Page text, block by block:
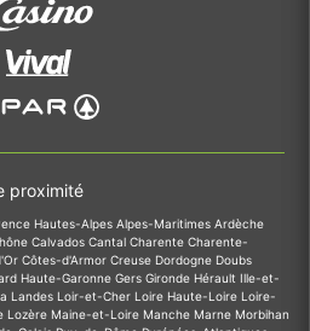
proximité
Hautes-Alpes Alpes-Maritimes Ardèche
Calvados Cantal Charente Charente-
Côtes-d'Armor Creuse Dordogne Doubs
Haute-Garonne Gers Gironde Hérault Ille-et-
Landes Loir-et-Cher Loire Haute-Loire Loire-
Lozère Maine-et-Loire Manche Marne Morbihan